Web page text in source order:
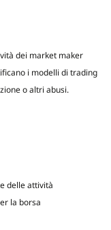
dei market maker
i modelli di trading
o altri abusi.
delle attività
la borsa